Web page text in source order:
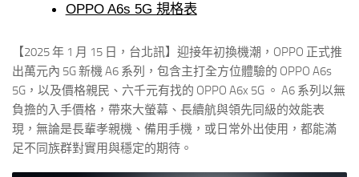
OPPO A6s 5G 規格表
【2025 年 1 月 15 日，台北訊】迎接年初換機潮，OPPO 正式推
出萬元內 5G 新機 A6 系列，包含主打全方位體驗的 OPPO A6s
5G，以及價格親民、六千元有找的 OPPO A6x 5G 。 A6 系列以無
負擔的入手價格，帶來大螢幕、長續航與領先同級的效能表
現，無論是長輩孝親機、備用手機，或日常外出使用，都能滿
足不同族群對實用與穩定的期待。